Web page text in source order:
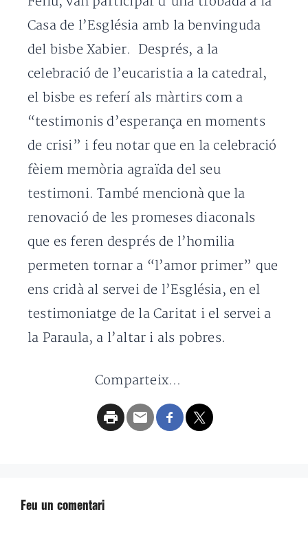
Casa de l’Església amb la benvinguda
del bisbe Xabier. Després, a la
celebració de l’eucaristia a la catedral,
el bisbe es referí als màrtirs com a
“testimonis d’esperança en moments
de crisi” i feu notar que en la celebració
fèiem memòria agraïda del seu
testimoni. També mencionà que la
renovació de les promeses diaconals
que es feren després de l’homilia
permeten tornar a “l’amor primer” que
ens cridà al servei de l’Església, en el
testimoniatge de la Caritat i el servei a
la Paraula, a l’altar i als pobres.
Comparteix...
Feu un comentari